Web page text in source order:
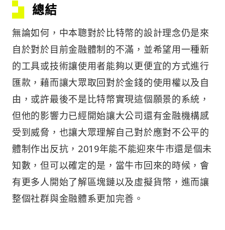
總結
無論如何，中本聰對於比特幣的設計理念仍是來
自於對於目前金融體制的不滿，並希望用一種新
的工具或技術讓使用者能夠以更便宜的方式進行
匯款，藉而讓大眾取回對於金錢的使用權以及自
由，或許最後不是比特幣實現這個願景的系統，
但他的影響力已經開始讓大公司還有金融機構感
受到威脅，也讓大眾理解自己對於應對不公平的
體制作出反抗，2019年能不能迎來牛市還是個未
知數，但可以確定的是，當牛市回來的時候，會
有更多人開始了解區塊鏈以及虛擬貨幣，進而讓
整個社群與金融體系更加完善。